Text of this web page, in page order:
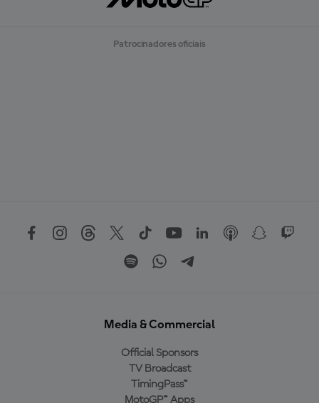
Patrocinadores oficiais
Media & Commercial
Official Sponsors
TV Broadcast
TimingPass™
MotoGP™ Apps